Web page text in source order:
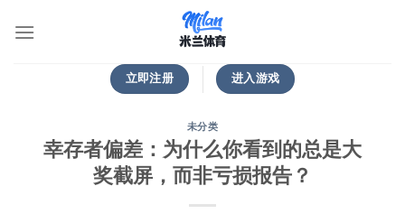
立即注册 进入游戏
未分类
幸存者偏差：为什么你看到的总是大
奖截屏，而非亏损报告？